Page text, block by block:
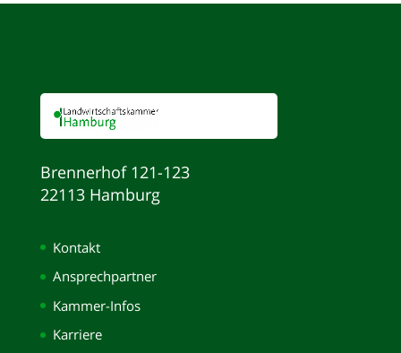
Brennerhof 121-123
22113 Hamburg
Kontakt
Ansprechpartner
Kammer-Infos
Karriere